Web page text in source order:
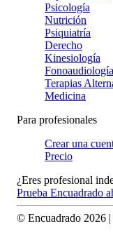
Psicología
Nutrición
Psiquiatría
Derecho
Kinesiología
Fonoaudiología
Terapias
Medicina
Para profesionales
Crear una
Precio
¿Eres profesional
Prueba Encuadrado
© Encuadrado 2026